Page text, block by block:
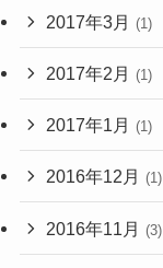
2017年3月 (1)
2017年2月 (1)
2017年1月 (1)
2016年12月 (1)
2016年11月 (3)